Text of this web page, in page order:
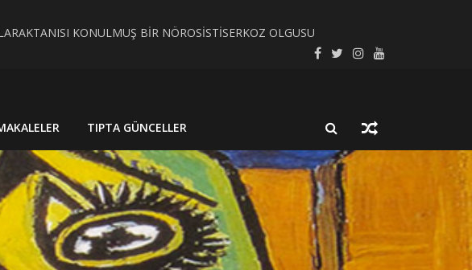
KONULMUŞ BİR NÖROSİSTİSERKOZ OLGUSU
TIPTA GÜNCELLER